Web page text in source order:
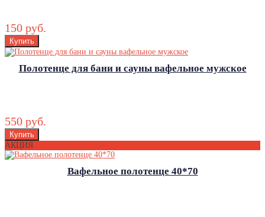
150 руб.
Полотенце для бани и сауны вафельное мужское
550 руб.
АКЦИЯ
Вафельное полотенце 40*70